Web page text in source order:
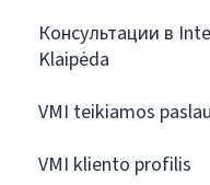
Консультации в
Klaipėda
VMI teikiamos
VMI kliento profilis